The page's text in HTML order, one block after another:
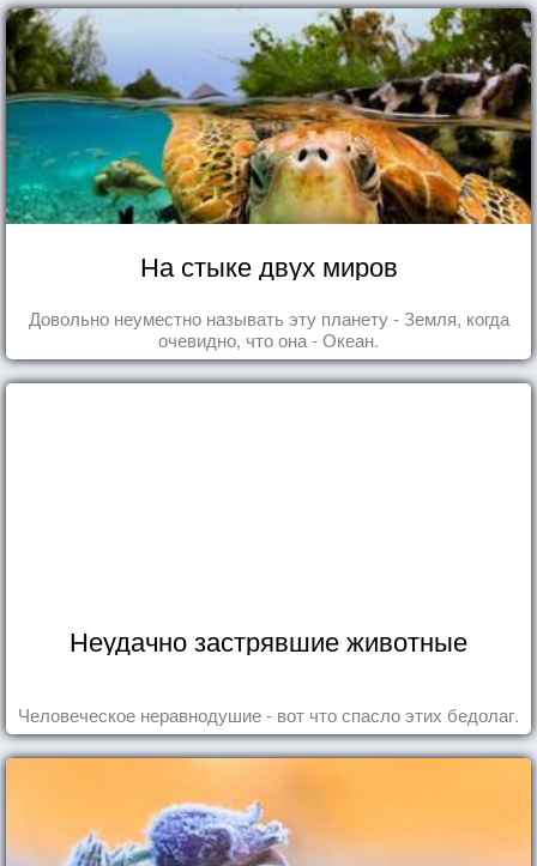
На стыке двух миров
Довольно неуместно называть эту планету - Земля, когда
очевидно, что она - Океан.
Неудачно застрявшие животные
Человеческое неравнодушие - вот что спасло этих бедолаг.